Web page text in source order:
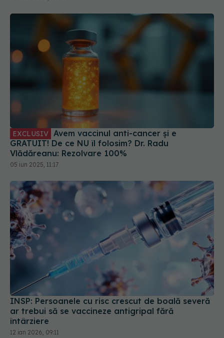
EXCLUSIV
Avem vaccinul anti-cancer și e
GRATUIT! De ce NU îl folosim? Dr. Radu
Vlădăreanu: Rezolvare 100%
05 iun 2025, 11:17
INSP: Persoanele cu risc crescut de boală severă
ar trebui să se vaccineze antigripal fără
întârziere
12 ian 2026, 09:11